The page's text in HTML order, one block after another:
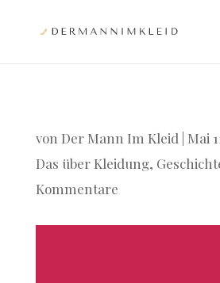
von Der Mann Im Kleid Mai
Das über Kleidung,
Kommentare